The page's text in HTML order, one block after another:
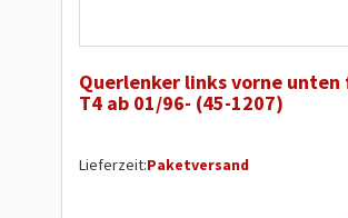
Querlenker links vorne unten
T4 ab 01/96- (45-1207)
Lieferzeit:Paketversand